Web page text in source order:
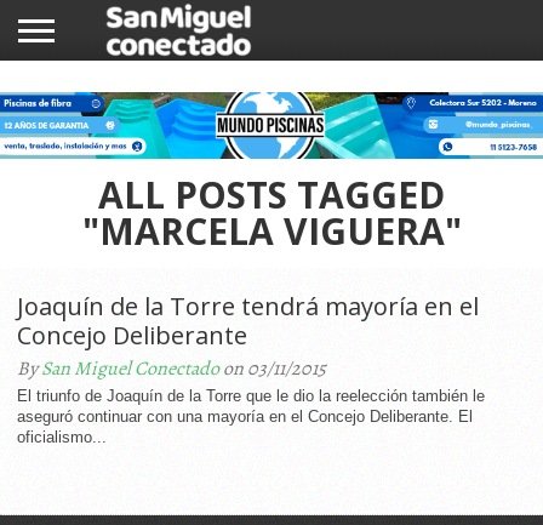
NOTICIAS
COMUNIDAD
COMERCIOS
ALL POSTS TAGGED
"MARCELA VIGUERA"
Joaquín de la Torre tendrá mayoría en el
Concejo Deliberante
BySan Miguel Conectadoon 03/11/2015
El triunfo de Joaquín de la Torre que le dio la reelección también le
aseguró continuar con una mayoría en el Concejo Deliberante. El
oficialismo...